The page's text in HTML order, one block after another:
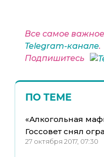
Все самое
Telegram-канале.
Подпишитесь
ПО ТЕМЕ
«Алкогольная
Госсовет снял
27 октября 2017, 07:30